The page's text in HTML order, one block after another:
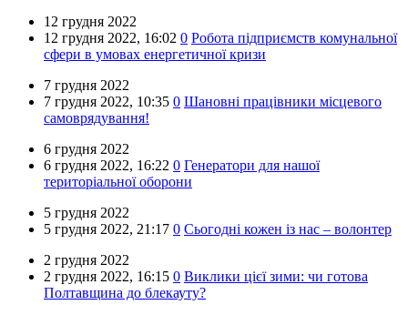
12 грудня 2022
12 грудня 2022, 16:02 0 Робота підприємств комунальної
сфери в умовах енергетичної кризи
7 грудня 2022
7 грудня 2022, 10:35 0 Шановні працівники місцевого
самоврядування!
6 грудня 2022
6 грудня 2022, 16:22 0 Генератори для нашої
територіальної оборони
5 грудня 2022
5 грудня 2022, 21:17 0 Сьогодні кожен із нас – волонтер
2 грудня 2022
2 грудня 2022, 16:15 0 Виклики цієї зими: чи готова
Полтавщина до блекауту?